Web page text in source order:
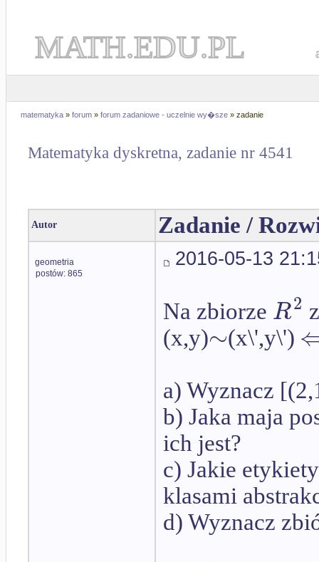
MATH.EDU.PL
matematyka » forum » forum zadaniowe - uczelnie wy�sze » zadanie
Matematyka dyskretna, zadanie nr 4541
Autor Zadanie /
geometria
postów: 865
2016-05-13
Na zbiorze R2
(x,y)∼(x\',y\')
a) Wyznacz
b) Jaka maja
ich jest?
c) Jakie
klasami
d) Wyznacz